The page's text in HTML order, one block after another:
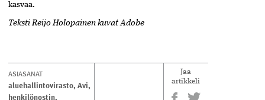
kasvaa.
Teksti Reijo Holopainen kuvat Adobe
ASIASANAT
aluehallintovirasto, Avi,
henkilönostin,
Jaa
artikkeli